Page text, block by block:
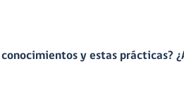
y estas prácticas?